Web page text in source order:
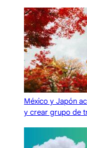
México y Japón
y crear grupo de